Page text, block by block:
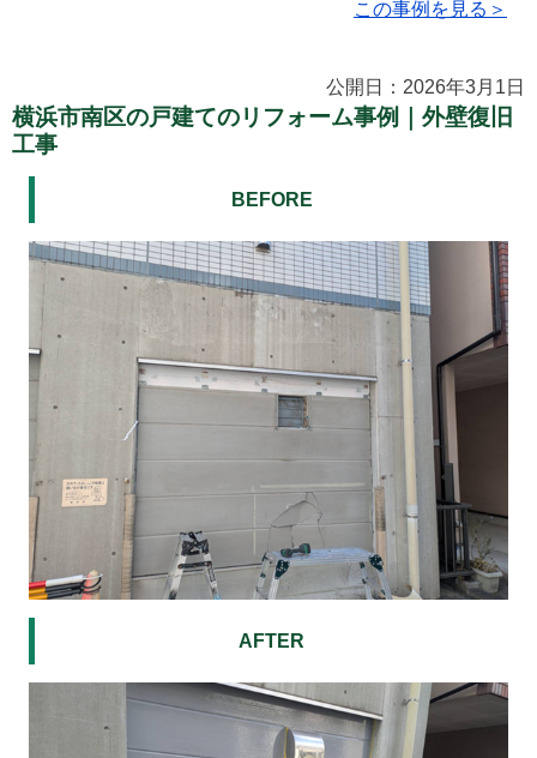
この事例を見る＞
公開日：2026年3月1日
横浜市南区の戸建てのリフォーム事例｜外壁復旧
工事
BEFORE
AFTER